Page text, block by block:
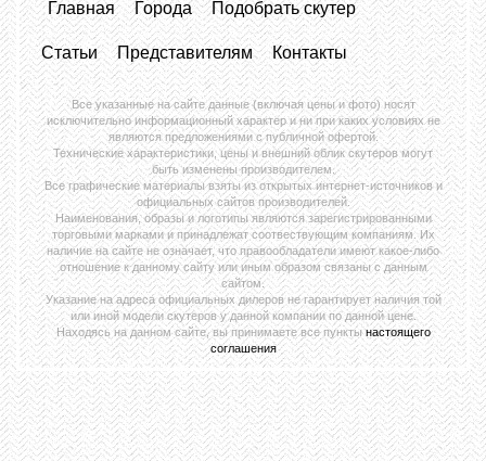
Главная Города Подобрать скутер
Статьи Представителям Контакты
Все указанные на сайте данные (включая цены и фото) носят
исключительно информационный характер и ни при каких условиях не
являются предложениями с публичной офертой.
Технические характеристики, цены и внешний облик скутеров могут
быть изменены производителем.
Все графические материалы взяты из открытых интернет-источников и
официальных сайтов производителей.
Наименования, образы и логотипы являются зарегистрированными
торговыми марками и принадлежат соотвествующим компаниям. Их
наличие на сайте не означает, что правообладатели имеют какое-либо
отношение к данному сайту или иным образом связаны с данным
сайтом.
Указание на адреса официальных дилеров не гарантирует наличия той
или иной модели скутеров у данной компании по данной цене.
Находясь на данном сайте, вы принимаете все пунктынастоящего
соглашения